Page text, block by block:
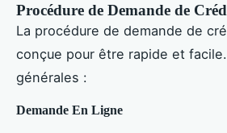
Procédure de Demande de
La procédure de demande de
conçue pour être rapide et
générales :
Demande En Ligne